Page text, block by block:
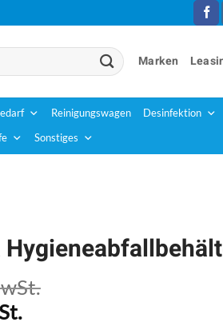
Marken
Reinigungswagen Desinfektion
Sonstiges